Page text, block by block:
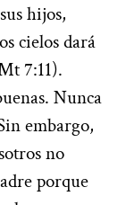
hijos,
cielos dará
7:11).
Nunca
embargo,
no
porque